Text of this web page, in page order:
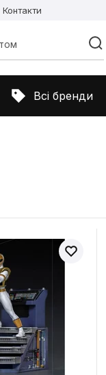
Контакти
Всі бренди